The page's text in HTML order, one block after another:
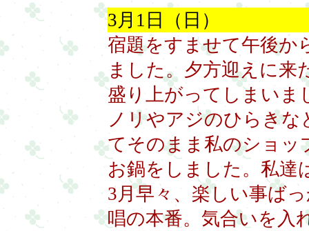
3月1日（日）
宿題をすませて午後か
ました。夕方迎えに来
盛り上がってしまいま
ノリやアジのひらき
てそのまま私のショッ
お鍋をしました。私達
3月早々、楽しい事ば
唱の本番。気合いを入